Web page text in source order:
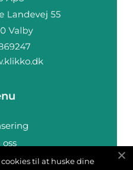
til at huske dine